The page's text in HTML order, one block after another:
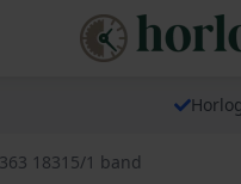
18315/1 band